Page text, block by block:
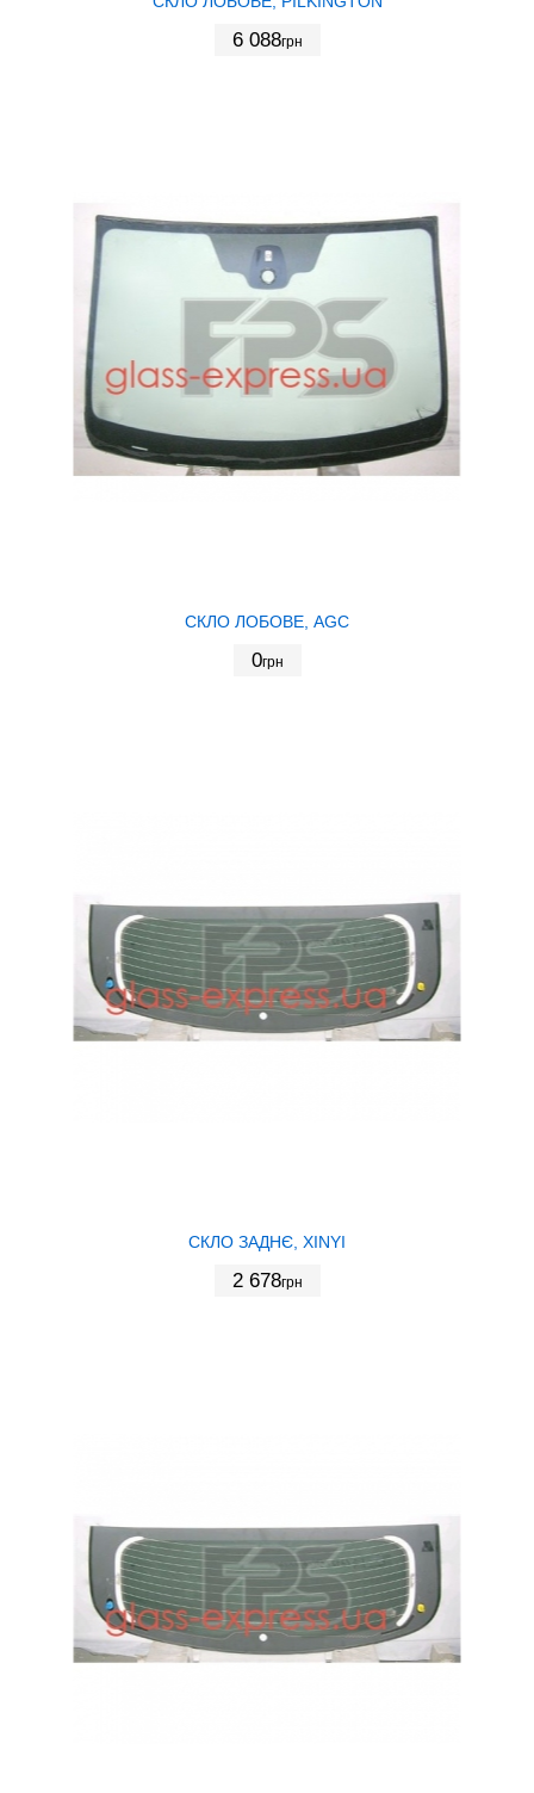
6 088грн
СКЛО ЛОБОВЕ, AGC
0грн
СКЛО ЗАДНЄ, XINYI
2 678грн